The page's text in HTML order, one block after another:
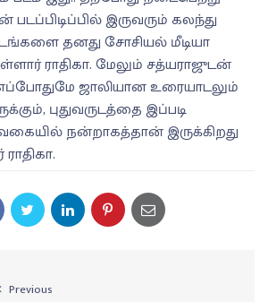
படப்பிடிப்பில் இருவரும் கலந்து
தனது சோசியல் மீடியா
ராதிகா. மேலும் சத்யராஜுடன்
ஜாலியான உரையாடலும்
புதுவருடத்தை இப்படி
நன்றாகத்தான் இருக்கிறது
Previous